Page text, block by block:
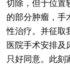
切除，但于位置
的部分肿瘤，手
性治疗。并征取
医院手术安排及
只好同意。此刻